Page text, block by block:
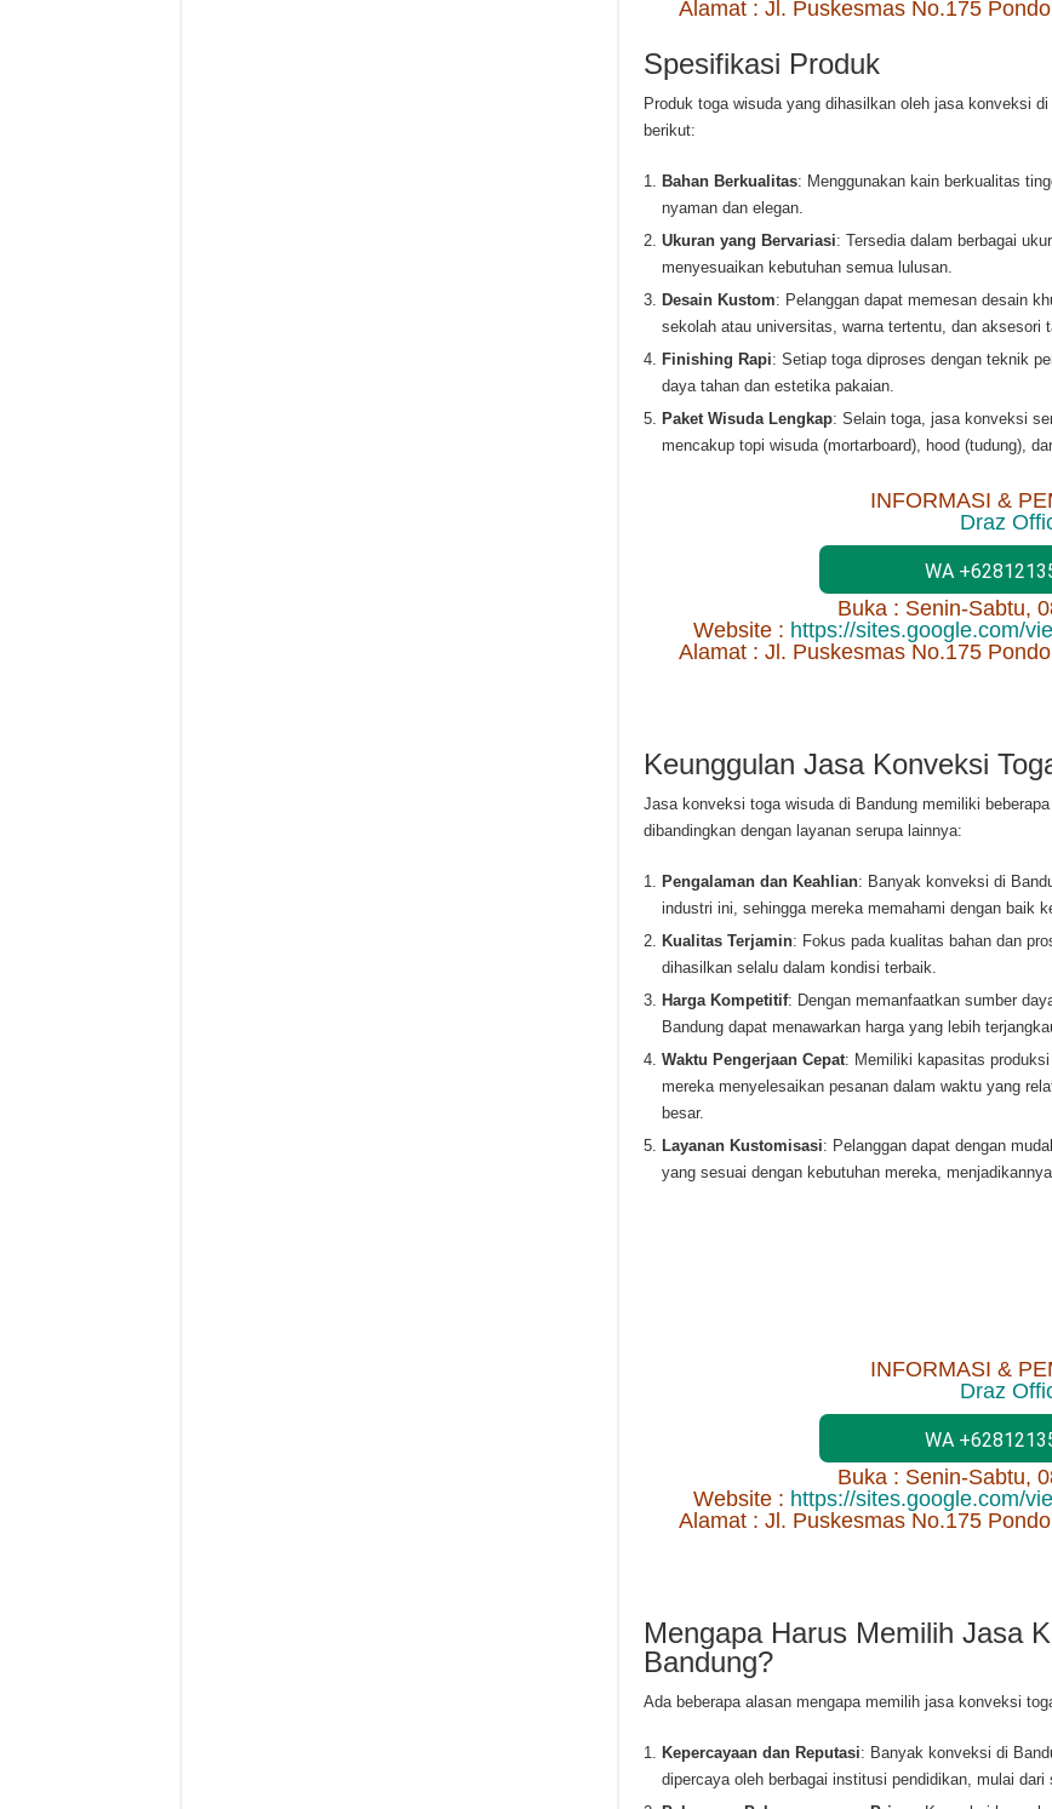
Alamat : Jl. Puskesmas No.175
Spesifikasi Produk
Produk toga wisuda yang dihasilkan oleh jasa konveksi
berikut:
Bahan Berkualitas: Menggunakan kain berkualitas
nyaman dan elegan.
Ukuran yang Bervariasi: Tersedia dalam berbagai
menyesuaikan kebutuhan semua lulusan.
Desain Kustom: Pelanggan dapat memesan desain
sekolah atau universitas, warna tertentu, dan aksesori
Finishing Rapi: Setiap toga diproses dengan teknik
daya tahan dan estetika pakaian.
Paket Wisuda Lengkap: Selain toga, jasa konveksi
mencakup topi wisuda (mortarboard), hood (tudung),
INFORMASI &
Draz
WA
Buka : Senin-Sabtu,
Website : https://sites.google.com/
Alamat : Jl. Puskesmas No.175
Keunggulan Jasa Konveksi
Jasa konveksi toga wisuda di Bandung memiliki
dibandingkan dengan layanan serupa lainnya:
Pengalaman dan Keahlian: Banyak konveksi di
industri ini, sehingga mereka memahami dengan baik
Kualitas Terjamin: Fokus pada kualitas bahan dan
dihasilkan selalu dalam kondisi terbaik.
Harga Kompetitif: Dengan memanfaatkan sumber
Bandung dapat menawarkan harga yang lebih
Waktu Pengerjaan Cepat: Memiliki kapasitas
mereka menyelesaikan pesanan dalam waktu yang
besar.
Layanan Kustomisasi: Pelanggan dapat dengan
yang sesuai dengan kebutuhan mereka,
INFORMASI &
Draz
WA
Buka : Senin-Sabtu,
Website : https://sites.google.com/
Alamat : Jl. Puskesmas No.175
Mengapa Harus Memilih Jasa
Bandung?
Ada beberapa alasan mengapa memilih jasa konveksi
Kepercayaan dan Reputasi: Banyak konveksi di
dipercaya oleh berbagai institusi pendidikan, mulai